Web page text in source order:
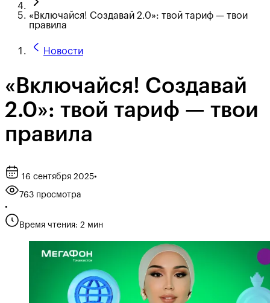
«Включайся! Создавай 2.0»: твой тариф — твои
правила
Новости
«Включайся! Создавай
2.0»: твой тариф — твои
правила
16 сентября 2025•
763 просмотра
•
Время чтения: 2 мин